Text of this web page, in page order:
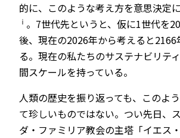
的に、このような考え方を意思決定
ⅰ 。7世代先というと、仮に1世代を
後、現在の2026年から考えると2166
る。現在の私たちのサステナビリテ
間スケールを持っている。
人類の歴史を振り返っても、このよ
て珍しいものではない。つい先日、
ダ・ファミリア教会の主塔「イエス